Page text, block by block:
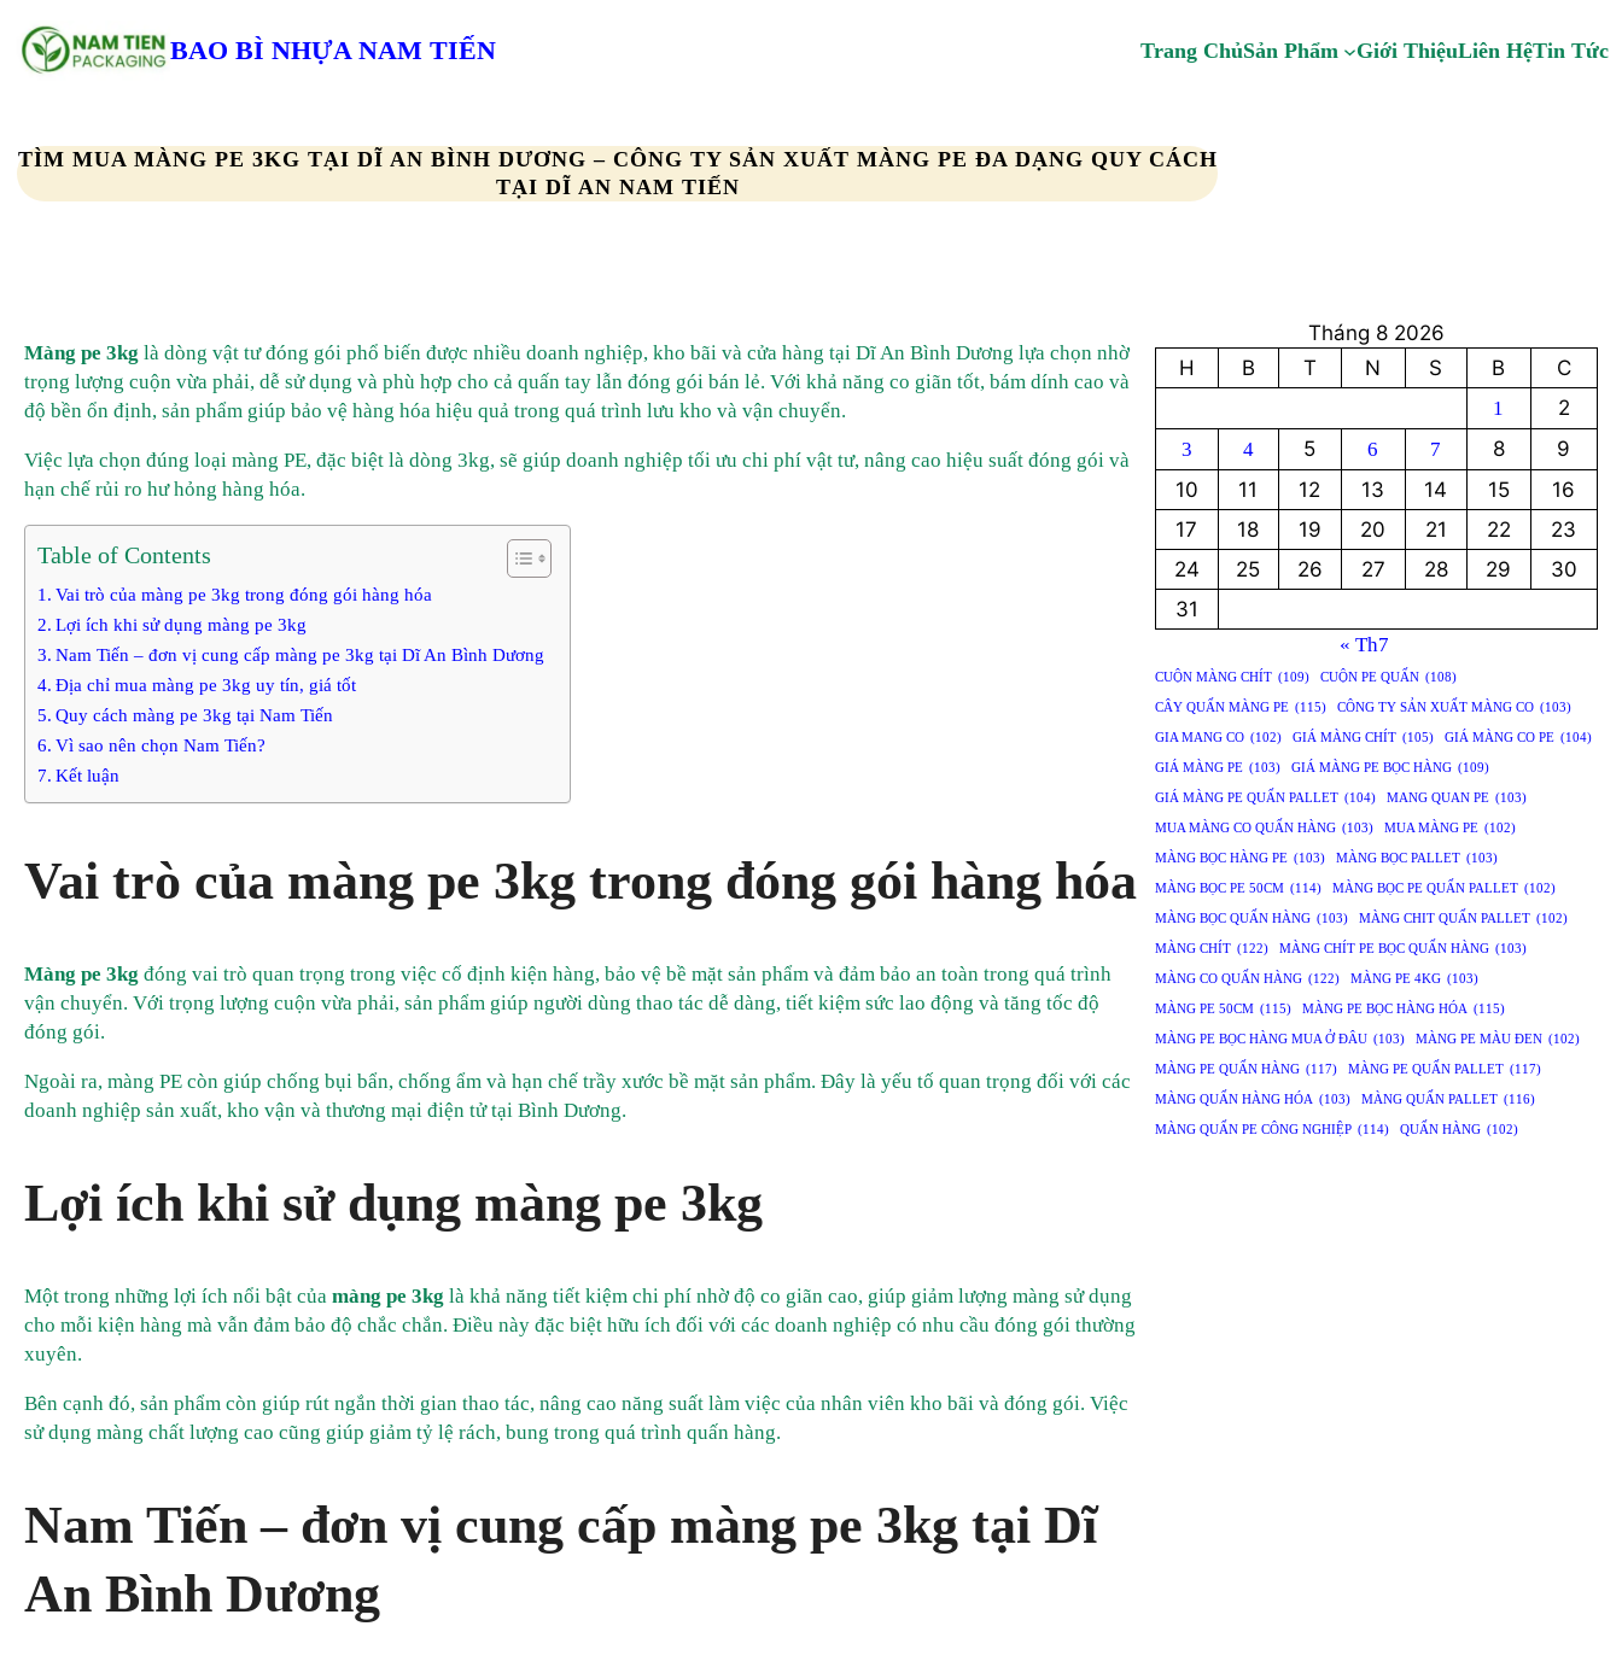
đến
phần
BAO BÌ NHỰA NAM TIẾN Trang ChủSản Phẩm Giới ThiệuLiên HệTin Tức
TÌM MUA MÀNG PE 3KG TẠI DĨ AN BÌNH DƯƠNG – CÔNG TY SẢN XUẤT MÀNG PE ĐA DẠNG QUY CÁCH
TẠI DĨ AN NAM TIẾN
Màng pe 3kg là dòng vật tư đóng gói phổ biến được nhiều doanh nghiệp, kho bãi và cửa hàng tại Dĩ An Bình Dương lựa chọn nhờ
trọng lượng cuộn vừa phải, dễ sử dụng và phù hợp cho cả quấn tay lẫn đóng gói bán lẻ. Với khả năng co giãn tốt, bám dính cao và
độ bền ổn định, sản phẩm giúp bảo vệ hàng hóa hiệu quả trong quá trình lưu kho và vận chuyển.
Việc lựa chọn đúng loại màng PE, đặc biệt là dòng 3kg, sẽ giúp doanh nghiệp tối ưu chi phí vật tư, nâng cao hiệu suất đóng gói và
hạn chế rủi ro hư hỏng hàng hóa.
Table of Contents
Vai trò của màng pe 3kg trong đóng gói hàng hóa
Lợi ích khi sử dụng màng pe 3kg
Nam Tiến – đơn vị cung cấp màng pe 3kg tại Dĩ An Bình Dương
Địa chỉ mua màng pe 3kg uy tín, giá tốt
Quy cách màng pe 3kg tại Nam Tiến
Vì sao nên chọn Nam Tiến?
Kết luận
Vai trò của màng pe 3kg trong đóng gói hàng hóa
Màng pe 3kg đóng vai trò quan trọng trong việc cố định kiện hàng, bảo vệ bề mặt sản phẩm và đảm bảo an toàn trong quá trình
vận chuyển. Với trọng lượng cuộn vừa phải, sản phẩm giúp người dùng thao tác dễ dàng, tiết kiệm sức lao động và tăng tốc độ
đóng gói.
Ngoài ra, màng PE còn giúp chống bụi bẩn, chống ẩm và hạn chế trầy xước bề mặt sản phẩm. Đây là yếu tố quan trọng đối với các
doanh nghiệp sản xuất, kho vận và thương mại điện tử tại Bình Dương.
Lợi ích khi sử dụng màng pe 3kg
Một trong những lợi ích nổi bật của màng pe 3kg là khả năng tiết kiệm chi phí nhờ độ co giãn cao, giúp giảm lượng màng sử dụng
cho mỗi kiện hàng mà vẫn đảm bảo độ chắc chắn. Điều này đặc biệt hữu ích đối với các doanh nghiệp có nhu cầu đóng gói thường
xuyên.
Bên cạnh đó, sản phẩm còn giúp rút ngắn thời gian thao tác, nâng cao năng suất làm việc của nhân viên kho bãi và đóng gói. Việc
sử dụng màng chất lượng cao cũng giúp giảm tỷ lệ rách, bung trong quá trình quấn hàng.
Nam Tiến – đơn vị cung cấp màng pe 3kg tại Dĩ
An Bình Dương
Tháng 8 2026
H
B T N S B C
1 2
3 4 5 6 7 8
9
10
11 12 13 14 15
16
17
18 19 20 21 22
23
24
25 26 27 28 29
30
31
« Th7
CUỘN MÀNG CHÍT (109) CUỘN PE QUẤN (108)
CÂY QUẤN MÀNG PE (115) CÔNG TY SẢN XUẤT MÀNG CO (103)
GIA MANG CO (102) GIÁ MÀNG CHÍT (105) GIÁ MÀNG CO PE (104)
GIÁ MÀNG PE (103) GIÁ MÀNG PE BỌC HÀNG (109)
GIÁ MÀNG PE QUẤN PALLET (104) MANG QUAN PE (103)
MUA MÀNG CO QUẤN HÀNG (103) MUA MÀNG PE (102)
MÀNG BỌC HÀNG PE (103) MÀNG BỌC PALLET (103)
MÀNG BỌC PE 50CM (114) MÀNG BỌC PE QUẤN PALLET (102)
MÀNG BỌC QUẤN HÀNG (103) MÀNG CHIT QUẤN PALLET (102)
MÀNG CHÍT (122) MÀNG CHÍT PE BỌC QUẤN HÀNG (103)
MÀNG CO QUẤN HÀNG (122) MÀNG PE 4KG (103)
MÀNG PE 50CM (115) MÀNG PE BỌC HÀNG HÓA (115)
MÀNG PE BỌC HÀNG MUA Ở ĐÂU (103) MÀNG PE MÀU ĐEN (102)
MÀNG PE QUẤN HÀNG (117) MÀNG PE QUẤN PALLET (117)
MÀNG QUẤN HÀNG HÓA (103) MÀNG QUẤN PALLET (116)
MÀNG QUẤN PE CÔNG NGHIỆP (114) QUẤN HÀNG (102)